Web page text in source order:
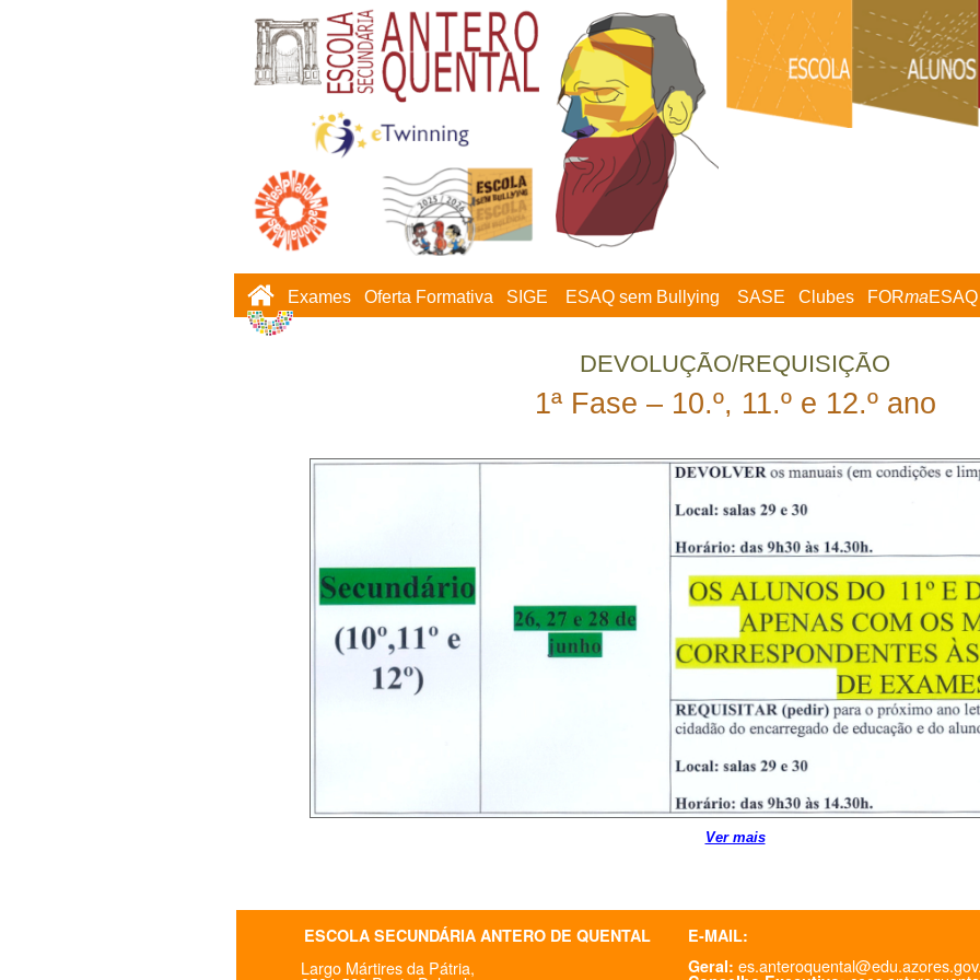
Exames Oferta Formativa SIGE ESAQ sem Bullying SASE Clubes FORmaESAQ
DEVOLUÇÃO/REQUISIÇÃO
1ª Fase – 10.º, 11.º e 12.º ano
Ver mais
ESCOLA SECUNDÁRIA ANTERO DE QUENTAL
Largo Mártires da Pátria,
E-MAIL:
Geral: